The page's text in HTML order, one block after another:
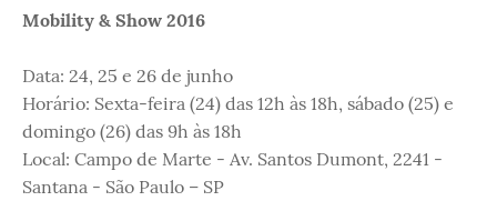
Mobility & Show 2016
Data: 24, 25 e 26 de junho
Horário: Sexta-feira (24) das 12h às 18h, sábado (25) e
domingo (26) das 9h às 18h
Local: Campo de Marte - Av. Santos Dumont, 2241 -
Santana - São Paulo – SP